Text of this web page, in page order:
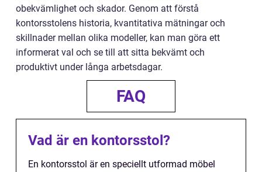
obekvämlighet och skador. Genom att förstå
kontorsstolens historia, kvantitativa mätningar och
skillnader mellan olika modeller, kan man göra ett
informerat val och se till att sitta bekvämt och
produktivt under långa arbetsdagar.
FAQ
Vad är en kontorsstol?
En kontorsstol är en speciellt utformad möbel